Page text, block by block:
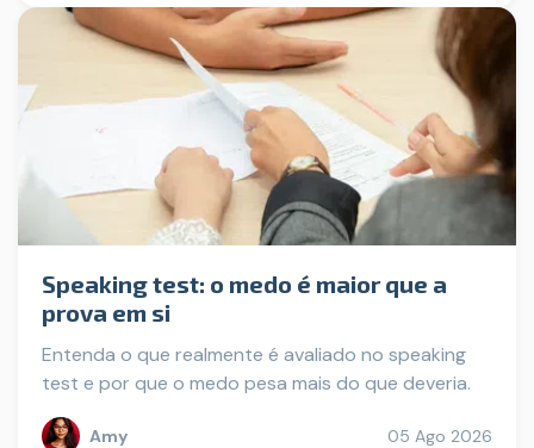
Speaking test: o medo é maior que a
prova em si
Entenda o que realmente é avaliado no speaking
test e por que o medo pesa mais do que deveria.
Amy 05 Ago 2026